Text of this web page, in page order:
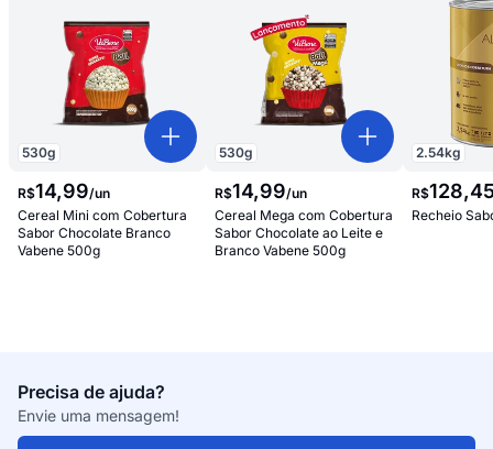
530g
R$14,99/un
Cereal Mini com Cobertura
Sabor Chocolate Branco
Vabene 500g
530g
R$14,99/un
Cereal Mega com Cobertura
Sabor Chocolate ao Leite e
Branco Vabene 500g
2.54kg
R$128,
Recheio
Precisa de ajuda?
Envie uma mensagem!